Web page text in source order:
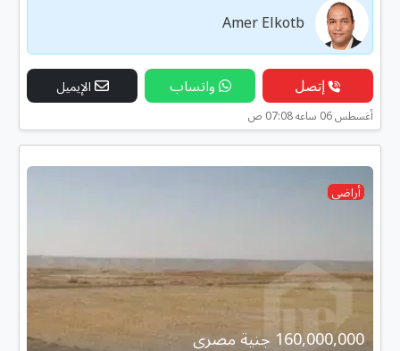
Amer Elkotb
إتصل واتساب الإيميل
أغسطس 06 ساعه 07:08 ص
أراضى
160,000,000 جنية مصرى